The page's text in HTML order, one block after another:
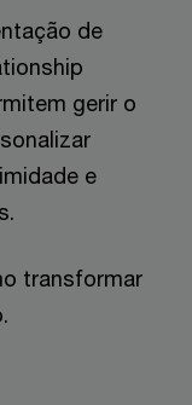
de
gerir o
e
transformar